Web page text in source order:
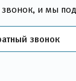
и мы
звонок